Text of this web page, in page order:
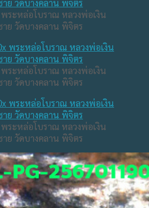
ระหล่อโบราณ หลวงพ่อเงิน
ย วัดบางคลาน พิจิตร
ระหล่อโบราณ หลวงพ่อเงิน
ย วัดบางคลาน พิจิตร
ระหล่อโบราณ หลวงพ่อเงิน
ย วัดบางคลาน พิจิตร